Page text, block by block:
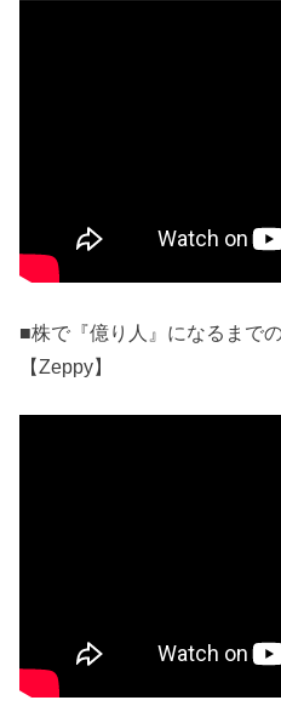
■株で『億り人』になるまで
【Zeppy】